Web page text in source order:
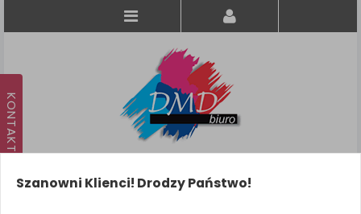
Szanowni Klienci! Drodzy Państwo!